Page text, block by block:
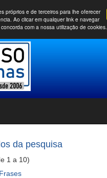
próprios e de terceiros para lhe oferecer
Ao clicar em qualquer link e navegar
com a nossa utilização de cookies.
da pesquisa
1 a 10)